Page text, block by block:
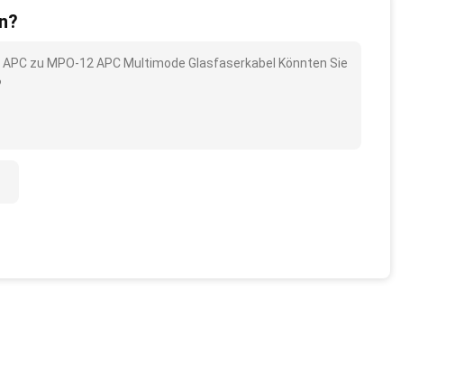
zu MPO-12 APC Multimode Glasfaserkabel Könnten Sie